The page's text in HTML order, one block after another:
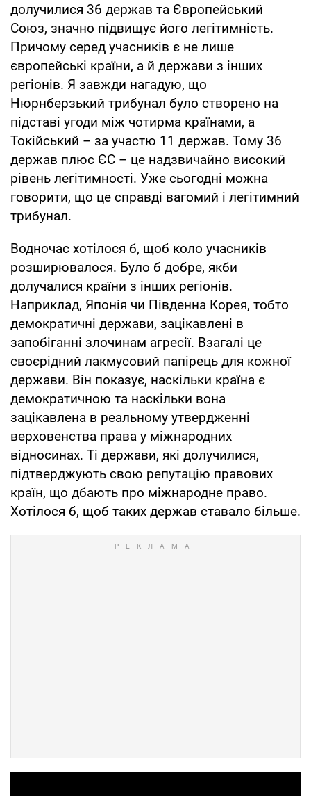
долучилися 36 держав та Європейський
Союз, значно підвищує його легітимність.
Причому серед учасників є не лише
європейські країни, а й держави з інших
регіонів. Я завжди нагадую, що
Нюрнберзький трибунал було створено на
підставі угоди між чотирма країнами, а
Токійський – за участю 11 держав. Тому 36
держав плюс ЄС – це надзвичайно високий
рівень легітимності. Уже сьогодні можна
говорити, що це справді вагомий і легітимний
трибунал.
Водночас хотілося б, щоб коло учасників
розширювалося. Було б добре, якби
долучалися країни з інших регіонів.
Наприклад, Японія чи Південна Корея, тобто
демократичні держави, зацікавлені в
запобіганні злочинам агресії. Взагалі це
своєрідний лакмусовий папірець для кожної
держави. Він показує, наскільки країна є
демократичною та наскільки вона
зацікавлена в реальному утвердженні
верховенства права у міжнародних
відносинах. Ті держави, які долучилися,
підтверджують свою репутацію правових
країн, що дбають про міжнародне право.
Хотілося б, щоб таких держав ставало більше.